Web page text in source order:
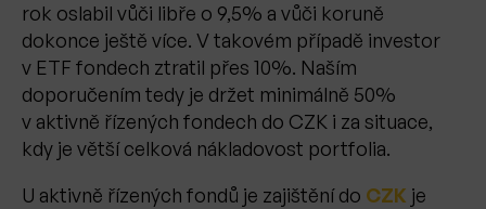
rok oslabil vůči libře o 9,5% a vůči koruně
dokonce ještě více. V takovém případě investor
v ETF fondech ztratil přes 10%. Naším
doporučením tedy je držet minimálně 50%
v aktivně řízených fondech do CZK i za situace,
kdy je větší celková nákladovost portfolia.
U aktivně řízených fondů je zajištění do CZK je